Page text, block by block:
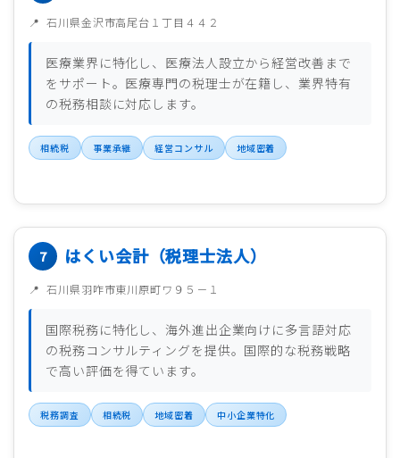
石川県金沢市高尾台１丁目４４２
医療業界に特化し、医療法人設立から経営改善まで
をサポート。医療専門の税理士が在籍し、業界特有
の税務相談に対応します。
相続税 事業承継 経営コンサル 地域密着
はくい会計（税理士法人）
石川県羽咋市東川原町ワ９５－１
国際税務に特化し、海外進出企業向けに多言語対応
の税務コンサルティングを提供。国際的な税務戦略
で高い評価を得ています。
税務調査 相続税 地域密着 中小企業特化